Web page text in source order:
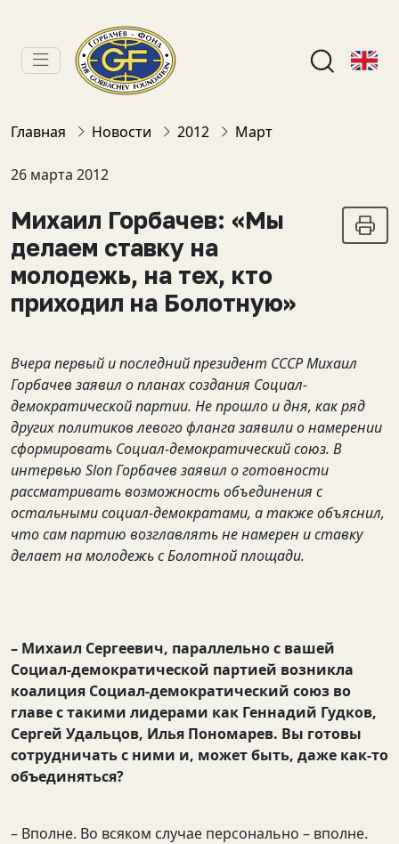
Главная Новости 2012 Март
26 марта 2012
Михаил Горбачев: «Мы
делаем ставку на
молодежь, на тех, кто
приходил на Болотную»
Вчера первый и последний президент СССР Михаил
Горбачев заявил о планах создания Социал-
демократической партии. Не прошло и дня, как ряд
других политиков левого фланга заявили о намерении
сформировать Социал-демократический союз. В
интервью Slon Горбачев заявил о готовности
рассматривать возможность объединения с
остальными социал-демократами, а также объяснил,
что сам партию возглавлять не намерен и ставку
делает на молодежь с Болотной площади.
– Михаил Сергеевич, параллельно с вашей
Социал-демократической партией возникла
коалиция Социал-демократический союз во
главе с такими лидерами как Геннадий Гудков,
Сергей Удальцов, Илья Пономарев. Вы готовы
сотрудничать с ними и, может быть, даже как-то
объединяться?
– Вполне. Во всяком случае персонально – вполне.